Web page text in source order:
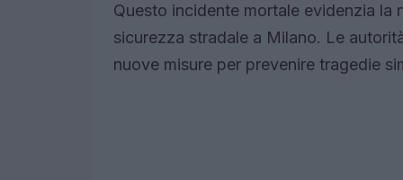
Questo incidente mortale evidenzia la
sicurezza stradale a Milano. Le
nuove misure per prevenire tragedie